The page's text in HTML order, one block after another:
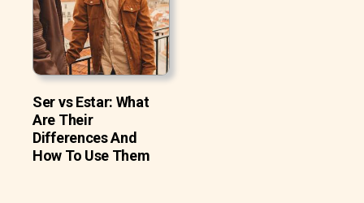
Ser vs Estar: What
Are Their
Differences And
How To Use Them